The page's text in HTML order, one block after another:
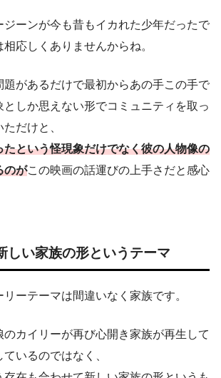
ジーンが今も昔もイカれた少年だったで
応しくありませんからね。
題があるだけで最初からあの手この手で
としか思えない形でコミュニティを取っ
だけと、
たという怪現象だけでなく彼の人物像の
のがこの映画の話運びの上手さだと感心
しい家族の形というテーマ
ーテーマは間違いなく家族です。
のカイリーが再び心開き家族が再生して
いるのではなく、